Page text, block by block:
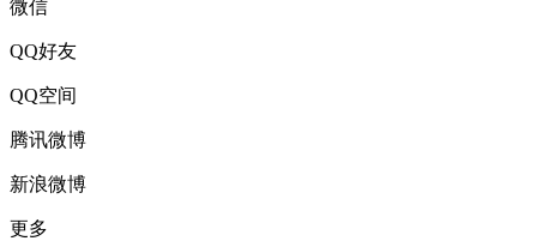
微信
QQ好友
QQ空间
腾讯微博
新浪微博
更多